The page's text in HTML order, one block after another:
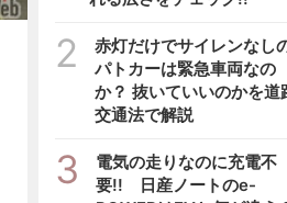
2
赤灯だけでサイレンなし
パトカーは緊急車両なの
か？ 抜いていいのかを道
交通法で解説
3
電気の走りなのに充電不
要!! 日産ノートのe-